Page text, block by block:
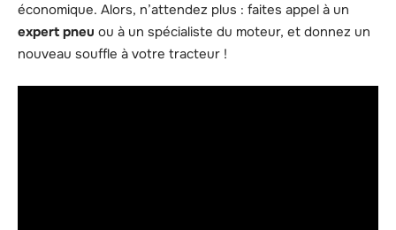
économique. Alors, n’attendez plus : faites appel à un
expert pneu ou à un spécialiste du moteur, et donnez un
nouveau souffle à votre tracteur !